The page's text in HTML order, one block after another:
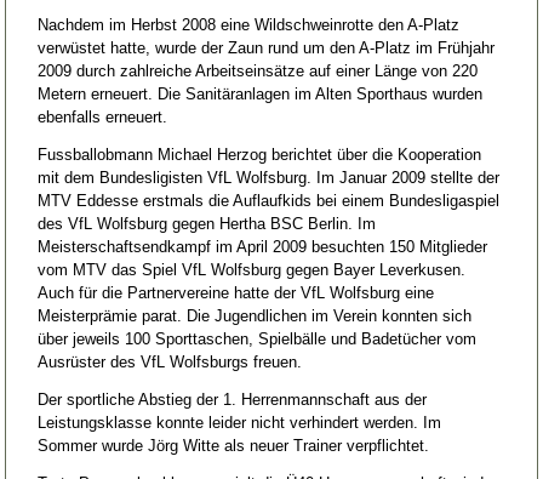
Nachdem im Herbst 2008 eine Wildschweinrotte den A-Platz
verwüstet hatte, wurde der Zaun rund um den A-Platz im Frühjahr
2009 durch zahlreiche Arbeitseinsätze auf einer Länge von 220
Metern erneuert. Die Sanitäranlagen im Alten Sporthaus wurden
ebenfalls erneuert.
Fussballobmann Michael Herzog berichtet über die Kooperation
mit dem Bundesligisten VfL Wolfsburg. Im Januar 2009 stellte der
MTV Eddesse erstmals die Auflaufkids bei einem Bundesligaspiel
des VfL Wolfsburg gegen Hertha BSC Berlin. Im
Meisterschaftsendkampf im April 2009 besuchten 150 Mitglieder
vom MTV das Spiel VfL Wolfsburg gegen Bayer Leverkusen.
Auch für die Partnervereine hatte der VfL Wolfsburg eine
Meisterprämie parat. Die Jugendlichen im Verein konnten sich
über jeweils 100 Sporttaschen, Spielbälle und Badetücher vom
Ausrüster des VfL Wolfsburgs freuen.
Der sportliche Abstieg der 1. Herrenmannschaft aus der
Leistungsklasse konnte leider nicht verhindert werden. Im
Sommer wurde Jörg Witte als neuer Trainer verpflichtet.